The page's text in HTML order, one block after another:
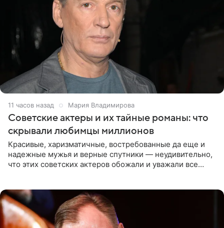
11 часов назад Мария Владимирова
Советские актеры и их тайные романы: что
скрывали любимцы миллионов
Красивые, харизматичные, востребованные да еще и
надежные мужья и верные спутники — неудивительно,
что этих советских актеров обожали и уважали все